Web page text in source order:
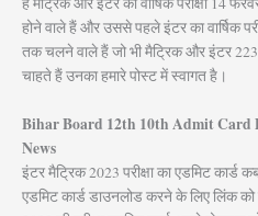
होने वाले हैं और उससे पहले इंटर का वार्षिक
तक चलने वाले हैं जो भी मैट्रिक और इंटर 223
चाहते हैं उनका हमारे पोस्ट में स्वागत है।
Bihar Board 12th 10th Admit Card
News
इंटर मैट्रिक 2023 परीक्षा का एडमिट कार्ड कब
एडमिट कार्ड डाउनलोड करने के लिए लिंक